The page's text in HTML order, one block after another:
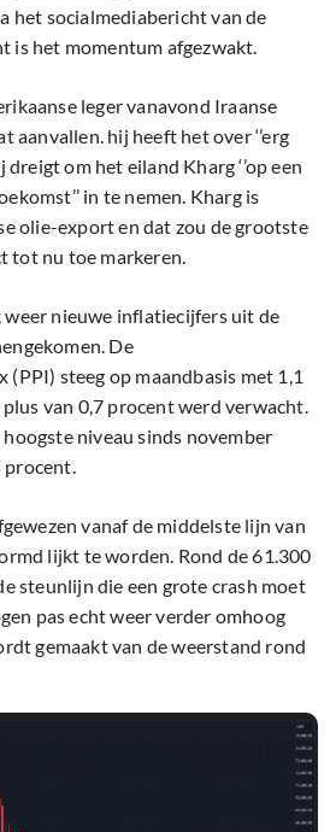
het socialmediabericht van de
is het momentum afgezwakt.
leger vanavond Iraanse
hij heeft het over ‘’erg
dreigt om het eiland Kharg ‘’op een
in te nemen. Kharg is
olie-export en dat zou de grootste
tot nu toe markeren.
weer nieuwe inflatiecijfers uit de
De
steeg op maandbasis met 1,1
van 0,7 procent werd verwacht.
niveau sinds november
procent.
vanaf de middelste lijn van
lijkt te worden. Rond de 61.300
steunlijn die een grote crash moet
pas echt weer verder omhoog
gemaakt van de weerstand rond